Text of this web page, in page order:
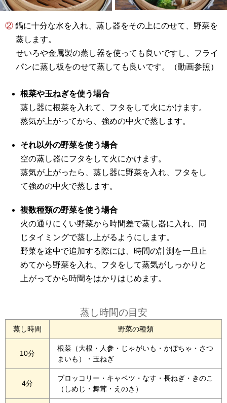
② 鍋に十分な水を入れ、蒸し器をその上にのせて、野菜を
蒸します。
せいろや金属製の蒸し器を使っても良いですし、フライ
パンに蒸し板をのせて蒸しても良いです。（動画参照）
根菜や玉ねぎを使う場合
蒸し器に根菜を入れて、フタをして火にかけます。
蒸気が上がってから、強めの中火で蒸します。
それ以外の野菜を使う場合
空の蒸し器にフタをして火にかけます。
蒸気が上がったら、蒸し器に野菜を入れ、フタをし
て強めの中火で蒸します。
複数種類の野菜を使う場合
火の通りにくい野菜から時間差で蒸し器に入れ、同
じタイミングで蒸し上がるようにします。
野菜を途中で追加する際には、時間の計測を一旦止
めてから野菜を入れ、フタをして蒸気がしっかりと
上がってから時間をはかりはじめます。
蒸し時間の目安
蒸し時間 野菜の種類
10分
根菜（大根・人参・じゃがいも・かぼちゃ・さつ
まいも）・玉ねぎ
4分
ブロッコリー・キャベツ・なす・長ねぎ・きのこ
（しめじ・舞茸・えのき）